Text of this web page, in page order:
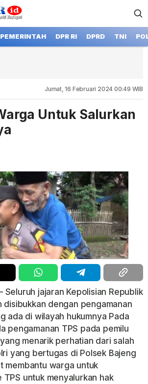
PEMERINTAH DPR RI DPRD TNI
Jumat, 16 Februari 2024 00:49 WIB
Untuk Salurkan
Seluruh jajaran Kepolisian Republik
disibukkan dengan pengamanan
ada di wilayah hukumnya Pada
pengamanan TPS pada pemilu
menarik perhatian dari salah
yang bertugas di Polsek Bajeng
membantu warga untuk
TPS untuk menyalurkan hak